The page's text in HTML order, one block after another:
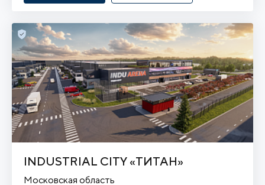
INDUSTRIAL CITY «ТИТАН»
Московская область